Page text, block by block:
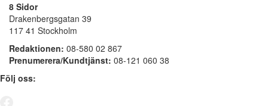
8 Sidor
Drakenbergsgatan 39
117 41 Stockholm
Redaktionen: 08-580 02 867
Prenumerera/Kundtjänst: 08-121 060 38
Följ oss: